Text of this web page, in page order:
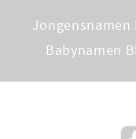
Jongensnamen
Babynamen